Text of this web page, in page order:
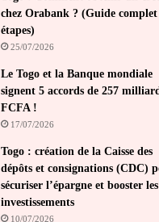
chez Orabank ? (Guide
étapes)
25/07/2026
Le Togo et la Banque mondiale
signent 5 accords de 257
FCFA !
17/07/2026
Togo : création de la Caisse des
dépôts et consignations (CDC)
sécuriser l’épargne et booster les
investissements
10/07/2026